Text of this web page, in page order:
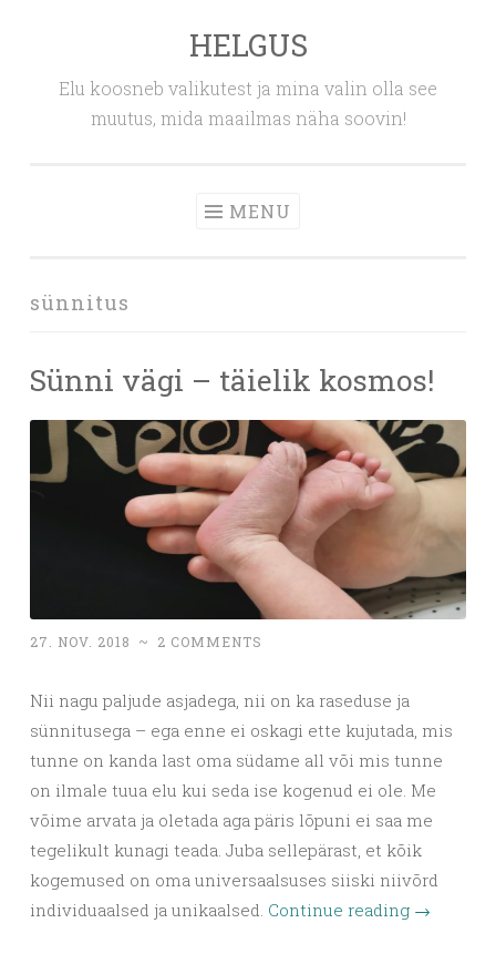
HELGUS
Elu koosneb valikutest ja mina valin olla see
muutus, mida maailmas näha soovin!
MENU
sünnitus
Sünni vägi – täielik kosmos!
27. NOV. 2018 ~ 2 COMMENTS
Nii nagu paljude asjadega, nii on ka raseduse ja
sünnitusega – ega enne ei oskagi ette kujutada, mis
tunne on kanda last oma südame all või mis tunne
on ilmale tuua elu kui seda ise kogenud ei ole. Me
võime arvata ja oletada aga päris lõpuni ei saa me
tegelikult kunagi teada. Juba sellepärast, et kõik
kogemused on oma universaalsuses siiski niivõrd
individuaalsed ja unikaalsed. Continue reading →